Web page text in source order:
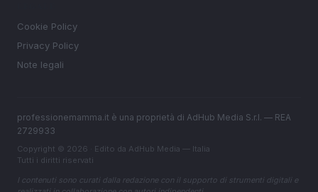
Cookie Policy
Privacy Policy
Note legali
professionemamma.it è una proprietà di AdHub Media S.r.l. — REA
2729933
Copyright © 2026 · Edito da AdHub Media — Italia
Tutti i diritti riservati
I contenuti sono curati dalla redazione con il supporto di strumenti digitali e